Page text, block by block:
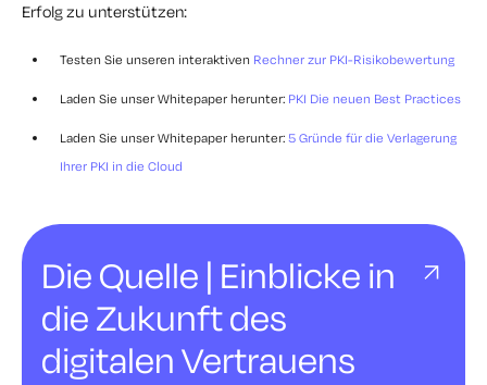
Erfolg zu unterstützen:
Testen Sie unseren interaktiven Rechner zur PKI-Risikobewertung
Laden Sie unser Whitepaper herunter: PKI Die neuen Best Practices
Laden Sie unser Whitepaper herunter: 5 Gründe für die Verlagerung
Ihrer PKI in die Cloud
Die Quelle | Einblicke in
die Zukunft des
digitalen Vertrauens